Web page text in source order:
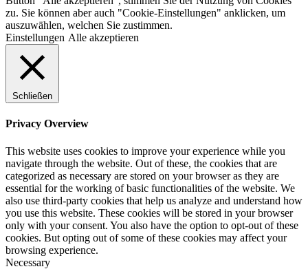
zu. Sie können aber auch "Cookie-Einstellungen" anklicken, um
auszuwählen, welchen Sie zustimmen.
Einstellungen Alle akzeptieren
Schließen
Privacy Overview
This website uses cookies to improve your experience while you
navigate through the website. Out of these, the cookies that are
categorized as necessary are stored on your browser as they are
essential for the working of basic functionalities of the website. We
also use third-party cookies that help us analyze and understand how
you use this website. These cookies will be stored in your browser
only with your consent. You also have the option to opt-out of these
cookies. But opting out of some of these cookies may affect your
browsing experience.
Necessary